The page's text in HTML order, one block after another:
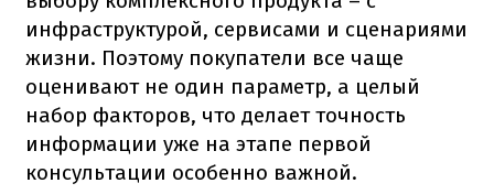
инфраструктурой, сервисами и сценариями
жизни. Поэтому покупатели все чаще
оценивают не один параметр, а целый
набор факторов, что делает точность
информации уже на этапе первой
консультации особенно важной.